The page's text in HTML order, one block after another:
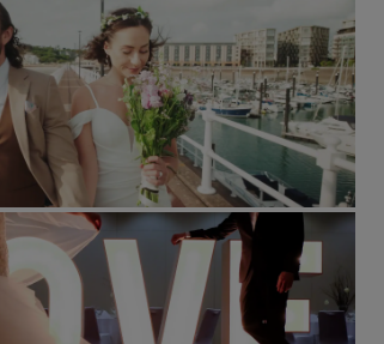
Resorts
Appartements hôteliers
Hôtels d'aéroport
Nouveaux et futurs hôtels
Réunions et événements
Découvrez Radisson Meetings
Réservez une salle de réunion
Demander un devis